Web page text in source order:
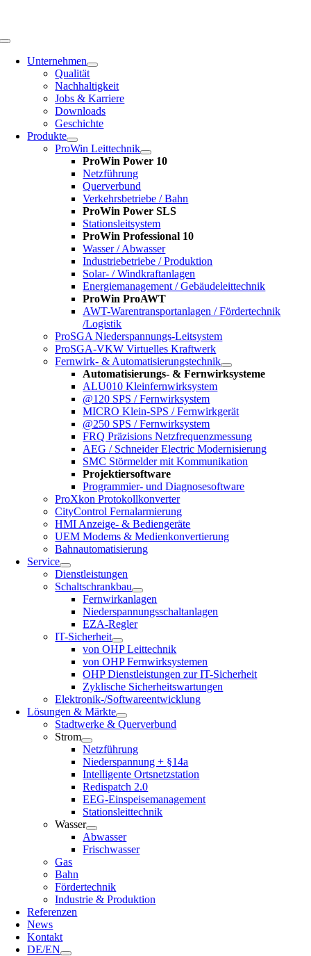
Toggle
NavigationUnternehmen
Qualität
Nachhaltigkeit
Jobs & Karriere
Downloads
Geschichte
Produkte
ProWin Leittechnik
ProWin Power 10
Netzführung
Querverbund
Verkehrsbetriebe / Bahn
ProWin Power SLS
Stationsleitsystem
ProWin Professional 10
Wasser / Abwasser
Industriebetriebe / Produktion
Solar- / Windkraftanlagen
Energiemanagement / Gebäudeleittechnik
ProWin ProAWT
AWT-Warentransportanlagen / Fördertechnik
/Logistik
ProSGA Niederspannungs-Leitsystem
ProSGA-VKW Virtuelles Kraftwerk
Fernwirk- & Automatisierungstechnik
Automatisierungs- & Fernwirksysteme
ALU010 Kleinfernwirksystem
@120 SPS / Fernwirksystem
MICRO Klein-SPS / Fernwirkgerät
@250 SPS / Fernwirksystem
FRQ Präzisions Netzfrequenzmessung
AEG / Schneider Electric Modernisierung
SMC Störmelder mit Kommunikation
Projektiersoftware
Programmier- und Diagnosesoftware
ProXkon Protokollkonverter
CityControl Fernalarmierung
HMI Anzeige- & Bediengeräte
UEM Modems & Medienkonvertierung
Bahnautomatisierung
Service
Dienstleistungen
Schaltschrankbau
Fernwirkanlagen
Niederspannungsschaltanlagen
EZA-Regler
IT-Sicherheit
von OHP Leittechnik
von OHP Fernwirksystemen
OHP Dienstleistungen zur IT-Sicherheit
Zyklische Sicherheitswartungen
Elektronik-/Softwareentwicklung
Lösungen & Märkte
Stadtwerke & Querverbund
Strom
Netzführung
Niederspannung + §14a
Intelligente Ortsnetzstation
Redispatch 2.0
EEG-Einspeisemanagement
Stationsleittechnik
Wasser
Abwasser
Frischwasser
Gas
Bahn
Fördertechnik
Industrie & Produktion
Referenzen
News
Kontakt
DE/EN